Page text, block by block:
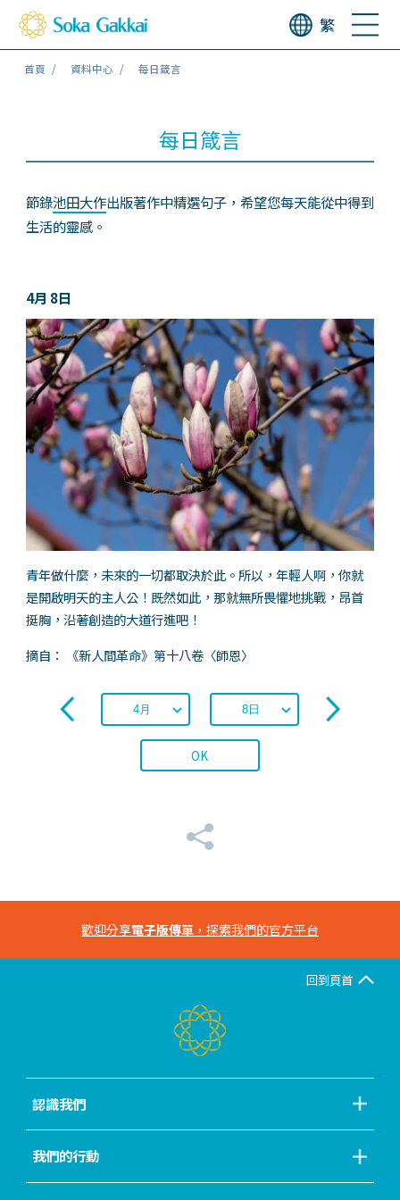
繁
首頁 資料中心 每日箴言
每日箴言
節錄池田大作出版著作中精選句子，希望您每天能從中得到
生活的靈感。
4月 8日
青年做什麼，未來的一切都取決於此。所以，年輕人啊，你就
是開啟明天的主人公！既然如此，那就無所畏懼地挑戰，昂首
挺胸，沿著創造的大道行進吧！
摘自： 《新人間革命》第十八卷〈師恩〉
OK
歡迎分享電子版傳單 ，探索我們的官方平台
回到頁首
認識我們
我們的行動